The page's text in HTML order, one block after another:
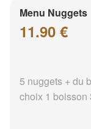
Menu Nuggets
11.90 €
5 nuggets + du
choix 1 boisson